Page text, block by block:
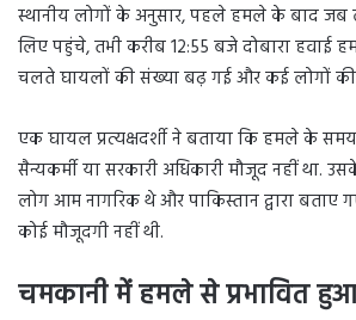
स्थानीय लोगों के अनुसार, पहले हमले के बाद
लिए पहुंचे, तभी करीब 12:55 बजे दोबारा हवाई
चलते घायलों की संख्या बढ़ गई और कई लोगों
एक घायल प्रत्यक्षदर्शी ने बताया कि हमले के
सैन्यकर्मी या सरकारी अधिकारी मौजूद नहीं था.
लोग आम नागरिक थे और पाकिस्तान द्वारा बताए
कोई मौजूदगी नहीं थी.
चमकानी में हमले से प्रभावित